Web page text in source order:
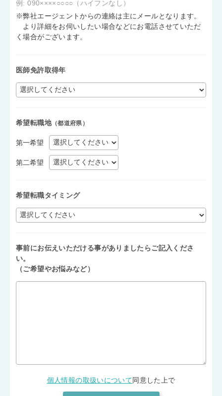
例: 090××××○○○○（ハイフンなし）
※弊社エージェントからの連絡は主にメールとなります。
より詳細をお伺いしたい場合などにお電話させていただ
く場合がございます。
医師免許取得年
希望転職地（都道府県）
第一希望
第二希望
希望転職タイミング
事前にお伝えいただける事がありましたらご記入くださ
い。
（ご希望やお悩みなど）
個人情報の取扱いについて 同意した上で